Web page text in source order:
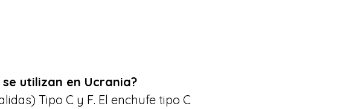
utilizan en Ucrania?
Tipo C y F. El enchufe tipo C